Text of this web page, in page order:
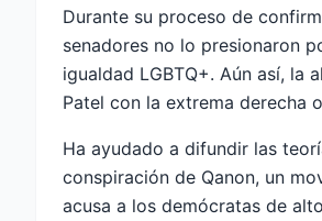
Durante su proceso de
senadores no lo presionaron
igualdad LGBTQ+. Aún así, la
Patel con la extrema derecha
Ha ayudado a difundir las
conspiración de Qanon, un
acusa a los demócratas de